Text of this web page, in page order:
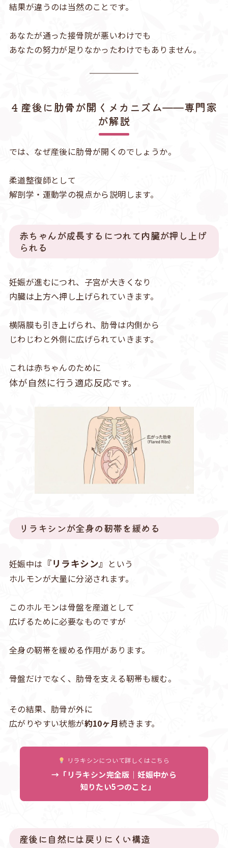
結果が違うのは当然のことです。
あなたが通った接骨院が悪いわけでも
あなたの努力が足りなかったわけでもありません。
4 産後に肋骨が開くメカニズム——専門家
が解説
では、なぜ産後に肋骨が開くのでしょうか。
柔道整復師として
解剖学・運動学の視点から説明します。
赤ちゃんが成長するにつれて内臓が押し上げ
られる
妊娠が進むにつれ、子宮が大きくなり
内臓は上方へ押し上げられていきます。
横隔膜も引き上げられ、肋骨は内側から
じわじわと外側に広げられていきます。
これは赤ちゃんのために
体が自然に行う適応反応です。
リラキシンが全身の靭帯を緩める
妊娠中は 『リラキシン』 という
ホルモンが大量に分泌されます。
このホルモンは骨盤を産道として
広げるために必要なものですが
全身の靭帯を緩める作用があります。
骨盤だけでなく、肋骨を支える靭帯も緩む。
その結果、肋骨が外に
広がりやすい状態が約10ヶ月続きます。
リラキシンについて詳しくはこちら
→「リラキシン完全版｜妊娠中から
知りたい5つのこと」
産後に自然には戻りにくい構造